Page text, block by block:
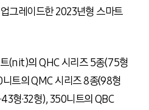
그레이드한 2023년형 스마트
(nit)의 QHC 시리즈 5종(75형
니트의 QMC 시리즈 8종(98형
형·32형), 350니트의 QBC